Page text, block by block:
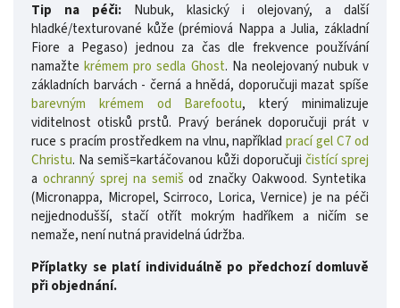
Tip na péči: Nubuk, klasický i olejovaný, a další
hladké/texturované kůže (prémiová Nappa a Julia, základní
Fiore a Pegaso) jednou za čas dle frekvence používání
namažtekrémem pro sedla Ghost. Na neolejovaný nubuk v
základních barvách - černá a hnědá, doporučuji mazat spíše
barevným krémem od Barefootu, který minimalizuje
viditelnost otisků prstů. Pravý beránek doporučuji prát v
ruce s pracím prostředkem na vlnu, napříkladprací gel C7 od
Christu. Na semiš=kartáčovanou kůži doporučuji čistící sprej
a ochranný sprej na semiš od značky Oakwood. Syntetika
(Micronappa, Micropel, Scirroco, Lorica, Vernice) je na péči
nejjednodušší, stačí otřít mokrým hadříkem a ničím se
nemaže, není nutná pravidelná údržba.
Příplatky se platí individuálně po předchozí domluvě
při objednání.